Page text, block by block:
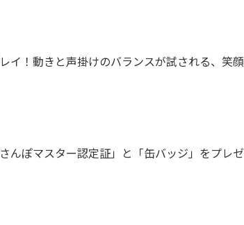
イ！動きと声掛けのバランスが試される、笑顔
んぽマスター認定証」と「缶バッジ」をプレゼ